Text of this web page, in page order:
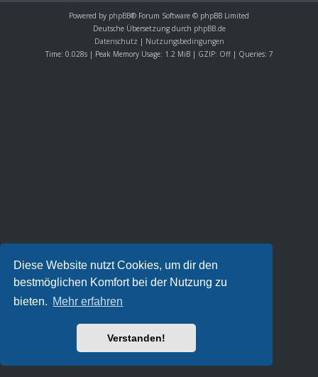
Diese Website nutzt Cookies, um dir den
bestmöglichen Komfort bei der Nutzung zu
bieten. Mehr erfahren
Verstanden!
Powered by phpBB® Forum Software © phpBB Limited
Deutsche Übersetzung durch phpBB.de
Datenschutz | Nutzungsbedingungen
Time: 0.028s| Peak Memory Usage: 1.2 MiB | GZIP: Off | Queries: 7